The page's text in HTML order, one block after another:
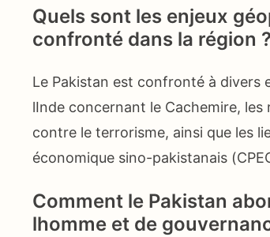
Quels sont les enjeux
confronté dans la région ?
Le Pakistan est confronté à divers
lInde concernant le Cachemire,
contre le terrorisme, ainsi que les
économique sino-pakistanais
Comment le Pakistan
lhomme et de